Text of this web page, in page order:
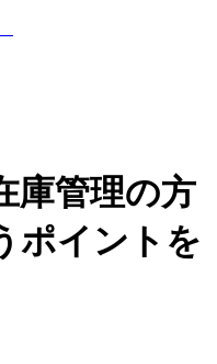
庫管理の方
ポイントを